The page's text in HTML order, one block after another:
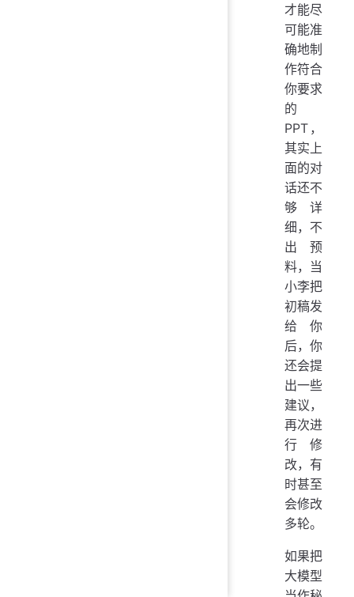
才能尽
可能准
确地制
作符合
你要求
的
PPT，
其实上
面的对
话还不
够详
细，不
出预
料，当
小李把
初稿发
给你
后，你
还会提
出一些
建议，
再次进
行修
改，有
时甚至
会修改
多轮。
如果把
大模型